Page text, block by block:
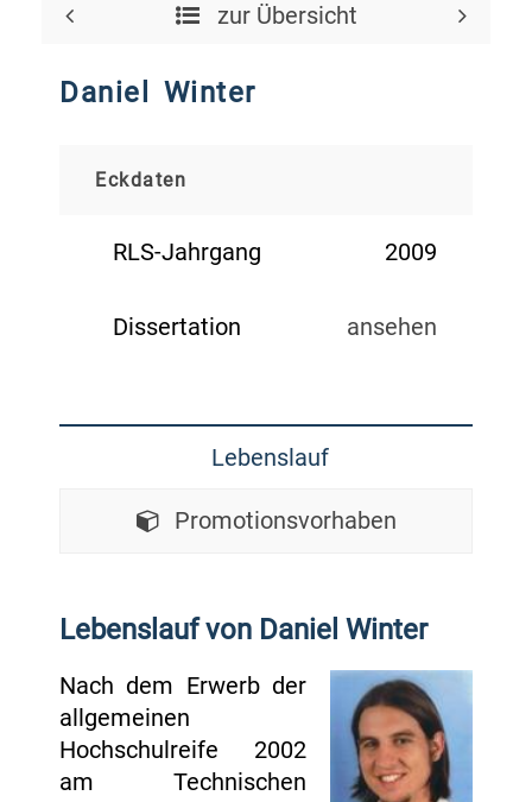
zur Übersicht
Daniel Winter
Eckdaten
RLS-Jahrgang 2009
Dissertation ansehen
Lebenslauf
Promotionsvorhaben
Lebenslauf von Daniel Winter
Nach dem Erwerb der
allgemeinen
Hochschulreife 2002
am Technischen